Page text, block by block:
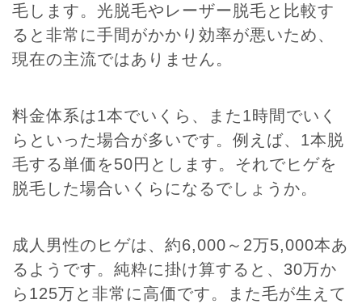
毛します。光脱毛やレーザー脱毛と比較す
ると非常に手間がかかり効率が悪いため、
現在の主流ではありません。
料金体系は1本でいくら、また1時間でいく
らといった場合が多いです。例えば、1本脱
毛する単価を50円とします。それでヒゲを
脱毛した場合いくらになるでしょうか。
成人男性のヒゲは、約6,000～2万5,000本あ
るようです。純粋に掛け算すると、30万か
ら125万と非常に高価です。また毛が生えて